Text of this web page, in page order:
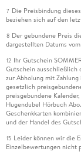
7 Die Preisbindung
beziehen sich auf den
8 Der gebundene Preis
dargestellten Datums
12 Ihr Gutschein
Gutschein ausschließlich
zur Abholung mit
gesetzlich
preisgebundene
Hugendubel Hörbuch
Geschenkkarten
und der Handel des
15 Leider können wir die
Einzelbewertungen nicht